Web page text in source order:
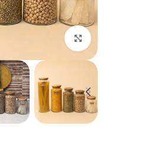
بزرگنمایی تصویر